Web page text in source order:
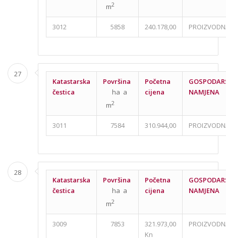
m2
3012 5858 240.178,00
27
Katastarska
čestica
Površina
ha a
m2
Početna
cijena
NAMJENA
3011 7584 310.944,00
28
Katastarska
čestica
Površina
ha a
m2
Početna
cijena
NAMJENA
3009 7853
321.973,00
Kn